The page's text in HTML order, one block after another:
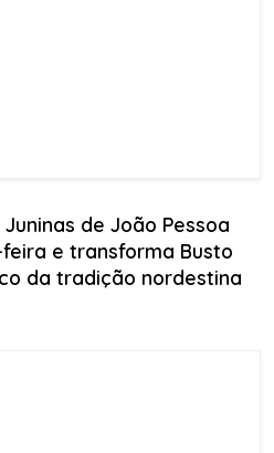
de João Pessoa
e transforma Busto
da tradição nordestina